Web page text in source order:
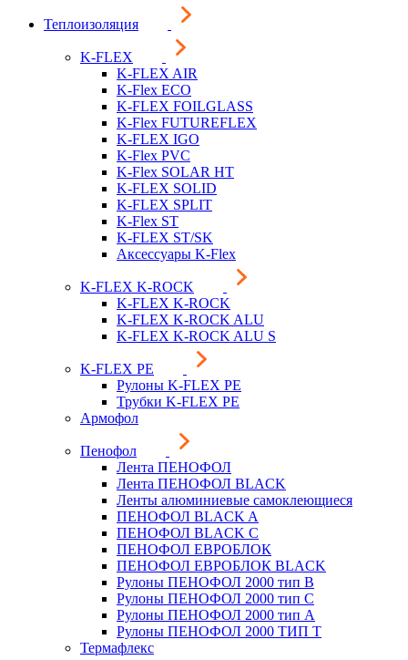
Теплоизоляция
K-FLEX
K-FLEX AIR
K-Flex ECO
K-FLEX FOILGLASS
K-Flex FUTUREFLEX
K-FLEX IGO
K-Flex PVC
K-Flex SOLAR HT
K-FLEX SOLID
K-FLEX SPLIT
K-Flex ST
K-FLEX ST/SK
Аксессуары K-Flex
K-FLEX K-ROCK
K-FLEX K-ROCK
K-FLEX K-ROCK ALU
K-FLEX K-ROCK ALU S
K-FLEX PE
Рулоны K-FLEX PE
Трубки K-FLEX PE
Армофол
Пенофол
Лента ПЕНОФОЛ
Лента ПЕНОФОЛ BLACK
Ленты алюминиевые самоклеющиеся
ПЕНОФОЛ BLACK A
ПЕНОФОЛ BLACK С
ПЕНОФОЛ ЕВРОБЛОК
ПЕНОФОЛ ЕВРОБЛОК BLACK
Рулоны ПЕНОФОЛ 2000 тип B
Рулоны ПЕНОФОЛ 2000 тип C
Рулоны ПЕНОФОЛ 2000 тип А
Рулоны ПЕНОФОЛ 2000 ТИП Т
Термафлекс